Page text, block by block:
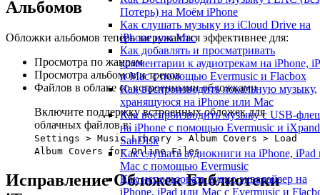
Потерь) на Моём iPhone
Как слушать музыку из iCloud Drive на
iPhone или Mac
Как добавлять и просматривать
комментарии к аудиотрекам на iPhone,
и Mac с помощью Evermusic и Flacbox
Как воспроизводить локальную музыку,
хранящуюся на iPhone или Mac
Как воспроизводить музыку с USB-
на iPhone с помощью Evermusic и
SanDisk
Как слушать аудиокниги на iPhone, iPad
Mac с помощью Evermusic
Как использовать аудио эквалайзер на
iPhone, iPad или Mac с Evermusic и
Альбомов
Обложки альбомов теперь загружаются эффективнее для:
Просмотра по жанрам
Просмотра альбомов и треков
Файлов в облаке со встроенными обложками
Включите поддержку встроенных обложек для
облачных файлов в:
Settings > Music Library > Album Covers > Load
Album Covers for Online Files
Исправление Обложек Библиотеки